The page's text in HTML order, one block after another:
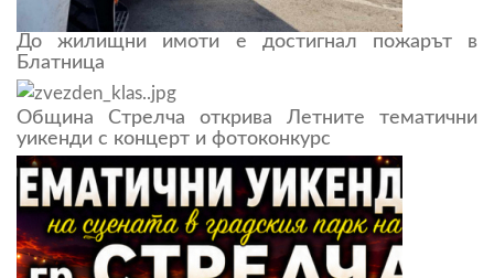
До жилищни имоти е достигнал пожарът в
Блатница
Община Стрелча открива Летните тематични
уикенди с концерт и фотоконкурс